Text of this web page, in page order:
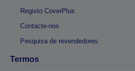
Registo CoverPlus
Contacte-nos
Pesquisa de revendedores
Termos